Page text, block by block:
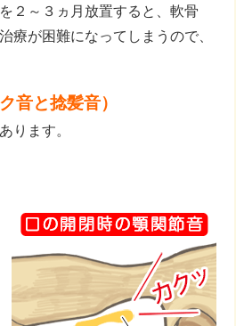
２～３ヵ月放置すると、軟骨
療が困難になってしまうので、
音と捻髪音）
ります。